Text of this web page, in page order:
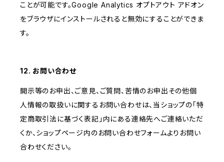
ことが可能です。Google Analytics オプトアウト アドオン
をブラウザにインストールされると無効にすることができま
す。
12. お問い合わせ
開示等のお申出、ご意見、ご質問、苦情のお申出その他個
人情報の取扱いに関するお問い合わせは、当ショップの「特
定商取引法に基づく表記」内にある連絡先へご連絡いただ
くか、ショップページ内のお問い合わせフォームよりお問い
合わせください。